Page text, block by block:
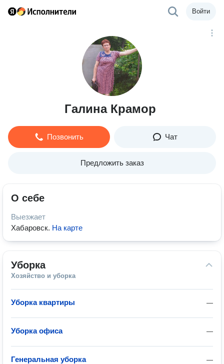
Войти
Галина Крамор
Позвонить Чат
Предложить заказ
О себе
Выезжает
Хабаровск. На карте
Уборка
Хозяйство и уборка
—
Уборка квартиры
—
Уборка офиса
—
Генеральная уборка